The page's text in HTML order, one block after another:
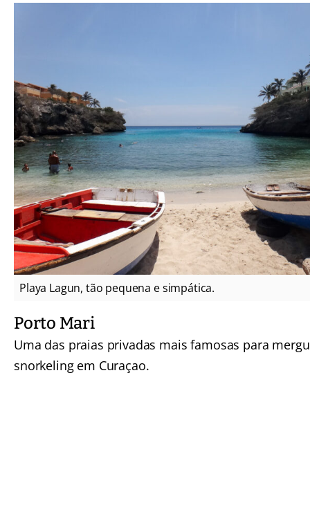
Playa Lagun, tão pequena e simpática.
Porto Mari
Uma das praias privadas mais famosas para
snorkeling em Curaçao.